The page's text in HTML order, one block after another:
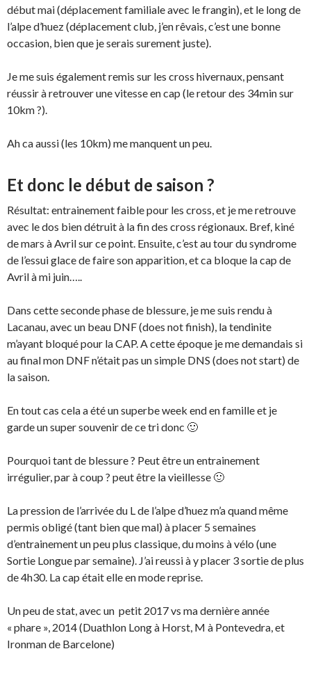
début mai (déplacement familiale avec le frangin), et le long de
l’alpe d’huez (déplacement club, j’en rêvais, c’est une bonne
occasion, bien que je serais surement juste).
Je me suis également remis sur les cross hivernaux, pensant
réussir à retrouver une vitesse en cap (le retour des 34min sur
10km ?).
Ah ca aussi (les 10km) me manquent un peu.
Et donc le début de saison ?
Résultat: entrainement faible pour les cross, et je me retrouve
avec le dos bien détruit à la fin des cross régionaux. Bref, kiné
de mars à Avril sur ce point. Ensuite, c’est au tour du syndrome
de l’essui glace de faire son apparition, et ca bloque la cap de
Avril à mi juin…..
Dans cette seconde phase de blessure, je me suis rendu à
Lacanau, avec un beau DNF (does not finish), la tendinite
m’ayant bloqué pour la CAP. A cette époque je me demandais si
au final mon DNF n’était pas un simple DNS (does not start) de
la saison.
En tout cas cela a été un superbe week end en famille et je
garde un super souvenir de ce tri donc 🙂
Pourquoi tant de blessure ? Peut être un entrainement
irrégulier, par à coup ? peut être la vieillesse 🙂
La pression de l’arrivée du L de l’alpe d’huez m’a quand même
permis obligé (tant bien que mal) à placer 5 semaines
d’entrainement un peu plus classique, du moins à vélo (une
Sortie Longue par semaine). J’ai reussi à y placer 3 sortie de plus
de 4h30. La cap était elle en mode reprise.
Un peu de stat, avec un petit 2017 vs ma dernière année
« phare », 2014 (Duathlon Long à Horst, M à Pontevedra, et
Ironman de Barcelone)